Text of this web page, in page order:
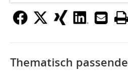
Thematisch